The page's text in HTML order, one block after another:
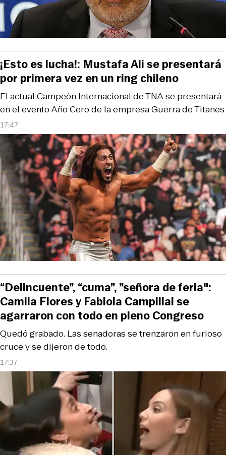
17:47
El actual Campeón Internacional de TNA se presentará
en el evento Año Cero de la empresa Guerra de Titanes
¡Esto es lucha!: Mustafa Ali se presentará
por primera vez en un ring chileno
17:37
Quedó grabado. Las senadoras se trenzaron en furioso
cruce y se dijeron de todo.
“Delincuente”, “cuma”, ”señora de feria":
Camila Flores y Fabiola Campillai se
agarraron con todo en pleno Congreso